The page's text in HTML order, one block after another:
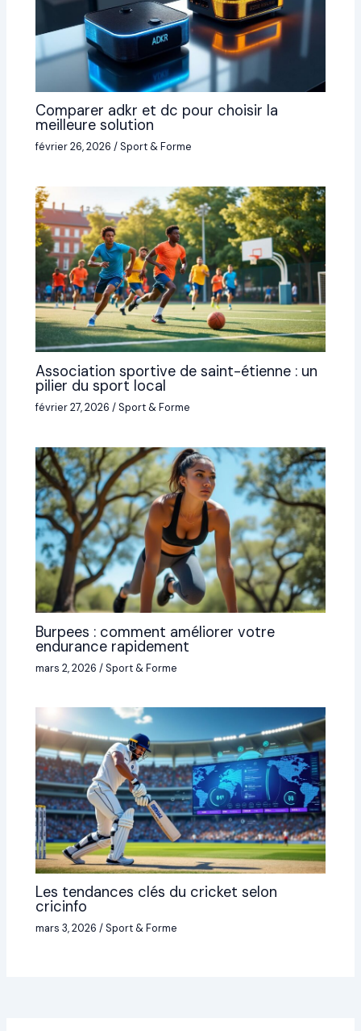
Comparer adkr et dc pour choisir la
meilleure solution
février 26, 2026/Sport & Forme
Association sportive de saint-étienne : un
pilier du sport local
février 27, 2026/Sport & Forme
Burpees : comment améliorer votre
endurance rapidement
mars 2, 2026/Sport & Forme
Les tendances clés du cricket selon
cricinfo
mars 3, 2026/Sport & Forme